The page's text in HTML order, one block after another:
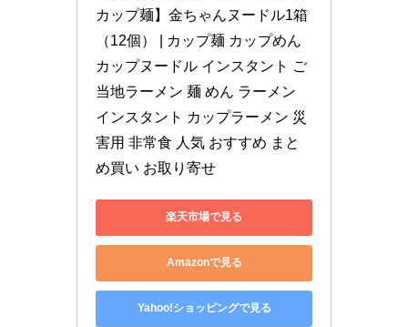
カップ麺】金ちゃんヌードル1箱
（12個） | カップ麺 カップめん
カップヌードル インスタント ご
当地ラーメン 麺 めん ラーメン
インスタント カップラーメン 災
害用 非常食 人気 おすすめ まと
め買い お取り寄せ
楽天市場で見る
Amazonで見る
Yahoo!ショッピングで見る